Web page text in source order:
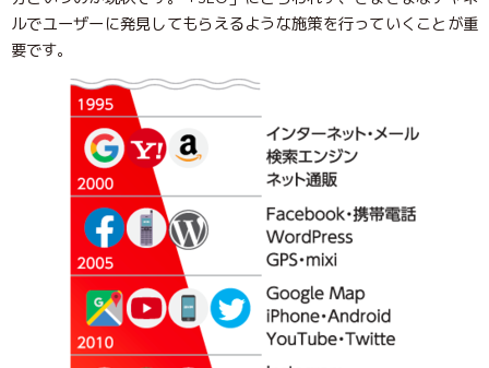
ルでユーザーに発見してもらえるような施策を行っていくことが重
要です。